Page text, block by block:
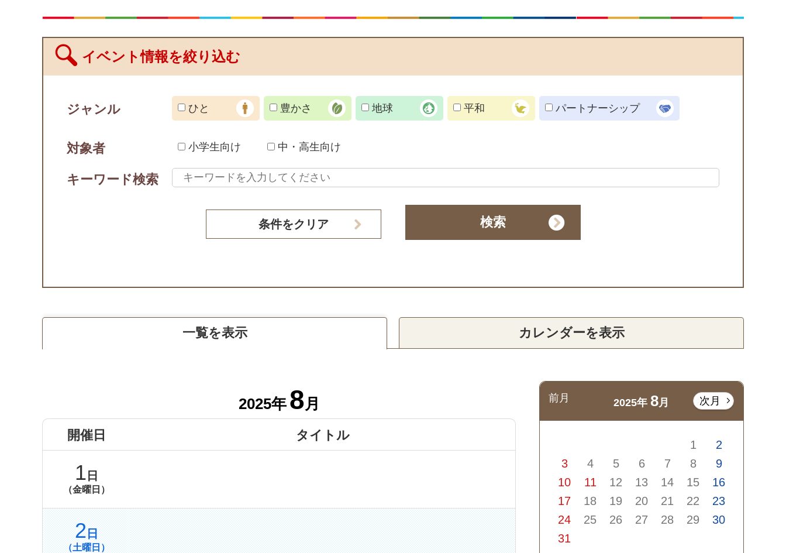
イベント情報を絞り込む
ジャンル ひと 豊かさ 地球 平和 パートナーシップ
対象者 小学生向け 中・高生向け
キーワード検索
条件をクリア
一覧を表示 カレンダーを表示
前月 2025年 8月 次月
1
2
3
4 5 6 7 8
9
10
11 12 13 14 15
16
17
18 19 20 21 22
23
24
25 26 27 28 29
30
31
2025年 8月
開催日 タイトル
1 日
（金曜日）
2 日
（土曜日）